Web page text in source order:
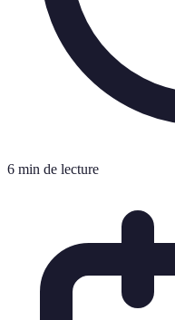
6 min de lecture